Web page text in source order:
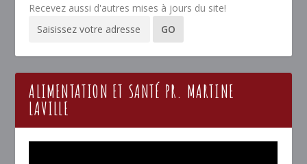
Recevez aussi d'autres mises à jours du site!
ALIMENTATION ET SANTÉ PR. MARTINE
LAVILLE